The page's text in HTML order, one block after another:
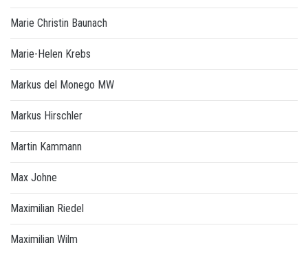
Marie Christin Baunach
Marie-Helen Krebs
Markus del Monego MW
Markus Hirschler
Martin Kammann
Max Johne
Maximilian Riedel
Maximilian Wilm